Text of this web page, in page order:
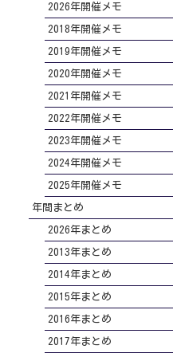
2026年開催メモ
2018年開催メモ
2019年開催メモ
2020年開催メモ
2021年開催メモ
2022年開催メモ
2023年開催メモ
2024年開催メモ
2025年開催メモ
年間まとめ
2026年まとめ
2013年まとめ
2014年まとめ
2015年まとめ
2016年まとめ
2017年まとめ